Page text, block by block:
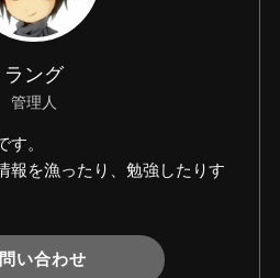
ラング
管理人
。
報を漁ったり、勉強したりす
い合わせ